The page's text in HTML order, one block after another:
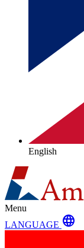
English
Menu
LANGUAGE language